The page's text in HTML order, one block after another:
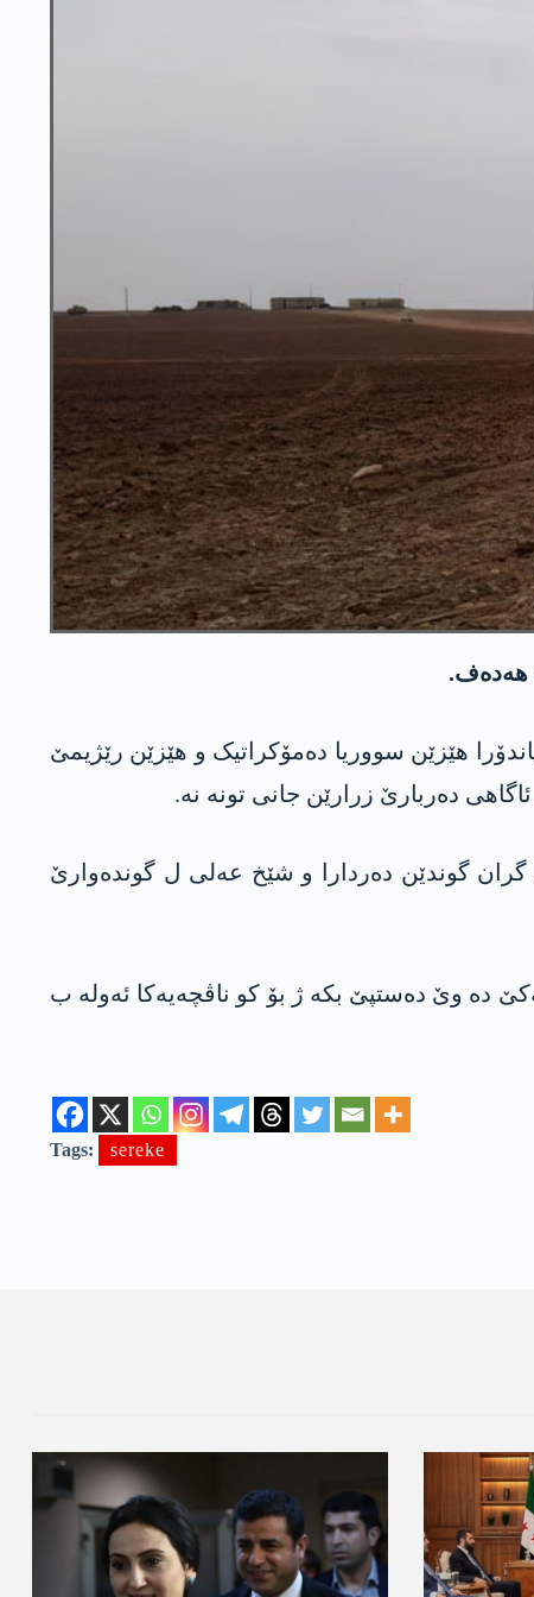
هێزێن سووریا دەمۆکراتیک و هێزێن رێژیمێ
ده‌ربارێ زرارێن جانی تونه‌ نه‌.
گران گوندێن دەردارا و شێخ عەلی ل گوندەوارێ
ده‌ وێ ده‌ستپێ بكه‌ ژ بۆ كو ناڤچه‌یه‌كا ئه‌وله‌ ب
Tags: sereke